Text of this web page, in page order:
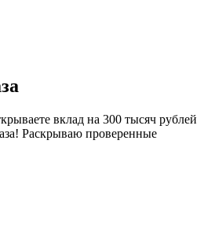
вклад на 300 тысяч рублей
Раскрываю проверенные